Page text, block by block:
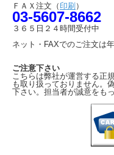
ＦＡＸ注文（ 印刷 ）
03-5607-8662
３６５日２４時間受付中
ネット・FAXでのご注文は
ご注意下さい
こちらは弊社が運営する正
も取り扱っておりません。
下さい。担当者が誠意をも